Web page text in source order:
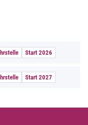
Start 2026
Start 2027